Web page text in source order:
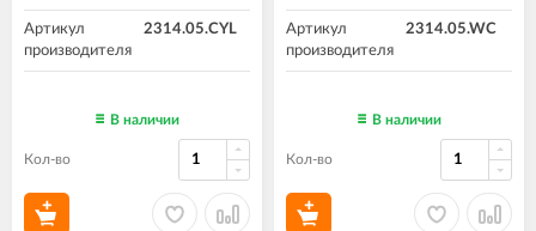
Артикул
производителя
2314.05.CYL
В наличии
Кол-во
Артикул
производителя
2314.05.WC
В наличии
Кол-во